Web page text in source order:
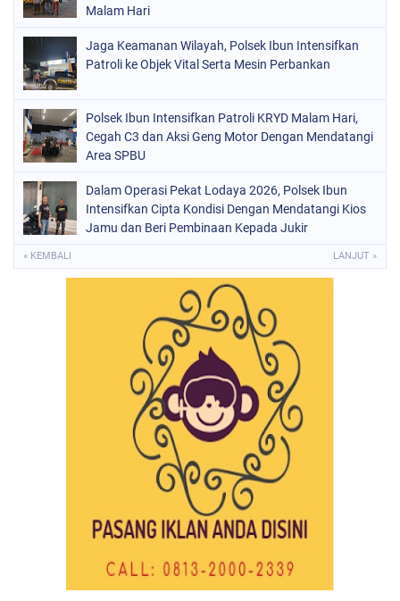
Malam Hari
Jaga Keamanan Wilayah, Polsek Ibun Intensifkan
Patroli ke Objek Vital Serta Mesin Perbankan
Polsek Ibun Intensifkan Patroli KRYD Malam Hari,
Cegah C3 dan Aksi Geng Motor Dengan Mendatangi
Area SPBU
Dalam Operasi Pekat Lodaya 2026, Polsek Ibun
Intensifkan Cipta Kondisi Dengan Mendatangi Kios
Jamu dan Beri Pembinaan Kepada Jukir
« KEMBALI LANJUT »